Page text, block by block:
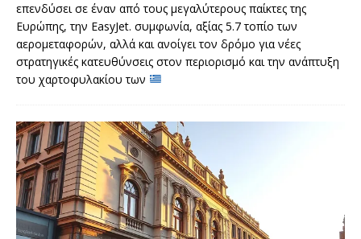
επενδύσει σε έναν από τους μεγαλύτερους παίκτες της
Ευρώπης, την EasyJet. συμφωνία, αξίας 5.7 τοπίο των
αερομεταφορών, αλλά και ανοίγει τον δρόμο για νέες
στρατηγικές κατευθύνσεις στον περιορισμό και την ανάπτυξη
του χαρτοφυλακίου των